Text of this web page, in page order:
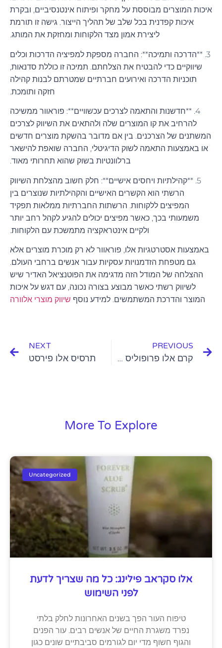
איכות המוצרים מבוססת על מחקר ופיתוח אינטנסיביים, ובקרת
איכות קפדנית בכל שלב של תהליך הייצור. גישה זו תורמת
ליצירת אמון מצד הלקוחות ומחזקת את המותג.
3. **הדרכה ותמיכה**: החברה מספקת למפיציה הדרכות וכלים
שיווקיים כדי להבטיח את הצלחתם. תמיכה זו כוללת סדנאות,
תוכניות הדרכה ואירועים חברתיים שמטרתם לבנות קהילה
חזקה ותומכת.
4. **חדשנות והתאמה לצרכים עכשוויים**: פוראוור ממשיכה
להרחיב את קו המוצרים שלה ולהתאים את השיווק לצרכים
המשתנים של הצרכנים. בין אם מדובר בהשקת מוצרים חדשים
או באמצעות התאמה לשוק הדיגיטלי, החברה שואפת להישאר
ברלוונטיות בשוק שהוא תחרותי מאוד.
5. **קהילתיות ויחסים אישיים**: חלק חשוב מהצלחת השיווק
הרשתי הוא הקשרים האישיים והקהילתיות שנוצרים בין
המפיצים ללקוחות. הרשתות החברתיות ממלאות תפקיד
משמעותי בכך, כאשר מפיצים יכולים להגיע לקהל רחב יותר
ולקיים אינטראקציה מתמשכת עם הלקוחות.
באמצעות אסטרטגיות אלו, פוראוור לא רק מוכרת מוצרים אלא
גם מטפחת הזדמנויות עסקיות עבור אנשים ברחבי העולם.
ההצלחה של המודל הזה מדגימה את הפוטנציאל האדיר שיש
לשיווק רשתי כאשר מבוצע בצורה נכונה, עם דגש על איכות
המוצר והדרכת המשתמשים. למידע נוסף שיווק מוצרי אלוורה
PREVIOUS
קרם אלו פרופוליס של פוראוור
NEXT
תרסיס אלו פירסט
More To Explore
Uncategorized
אלו סקראב פילינג: כל מה שצריך לדעת
לפני השימוש
טיפוח העור הפך בשנים האחרונות לחלק בלתי
נפרד משגרת החיים של אנשים רבים. עור הפנים
והגוף חשוף מדי יום לגורמים סביבתיים שונים כגון